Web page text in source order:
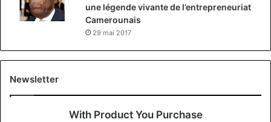
une légende vivante de l’entrepreneuriat
Camerounais
29 mai 2017
Newsletter
With Product You Purchase